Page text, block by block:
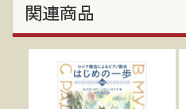
関連商品